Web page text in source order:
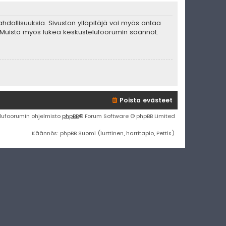
Sivuston ylläpitäjä voi myös antaa
myös lukea keskustelufoorumin säännöt.
Poista evästeet
ohjelmisto phpBB® Forum Software © phpBB Limited
Käännös: phpBB Suomi (lurttinen, harritapio, Pettis)